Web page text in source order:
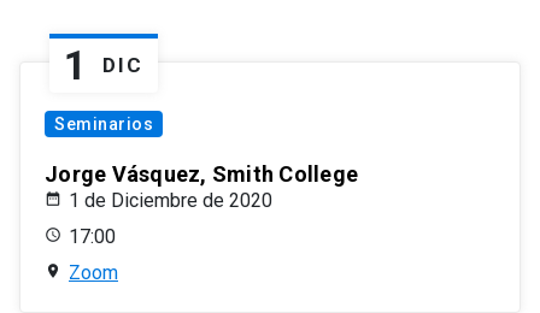
1 DIC
Seminarios
Jorge Vásquez, Smith College
1 de Diciembre de 2020
17:00
Zoom